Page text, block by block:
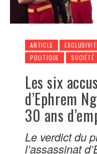
ARTICLE
POLITIQUE
SOCIÉTÉ
Les six
d’Ephrem
30 ans
Le verdict du
l’assassinat